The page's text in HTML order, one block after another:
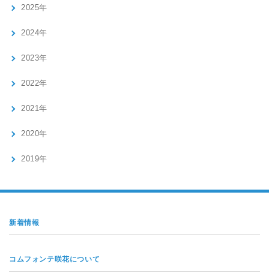
2025年
2024年
2023年
2022年
2021年
2020年
2019年
新着情報
コムフォンテ咲花について